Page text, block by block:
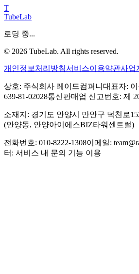
T
TubeLab
로딩 중...
© 2026 TubeLab. All rights reserved.
개인정보처리방침서비스이용약관사업
상호: 주식회사 레이드컴퍼니 대표자: 이
639-81-02028통신판매업 신고번호: 제
소재지: 경기도 안양시 만안구 덕천로
(안양동, 안양아이에스BIZ타워센트럴)
전화번호: 010-8222-1308이메일:
터: 서비스 내 문의 기능 이용